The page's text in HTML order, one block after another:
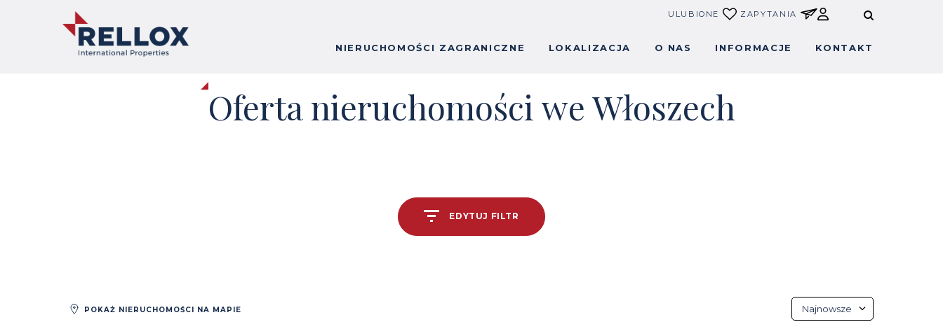
ULUBIONE ZAPYTANIA
NIERUCHOMOŚCI ZAGRANICZNE LOKALIZACJA O NAS INFORMACJE KONTAKT
Oferta nieruchomości we Włoszech
EDYTUJ FILTR
POKAŻ NIERUCHOMOŚCI NA MAPIE
Najnowsze